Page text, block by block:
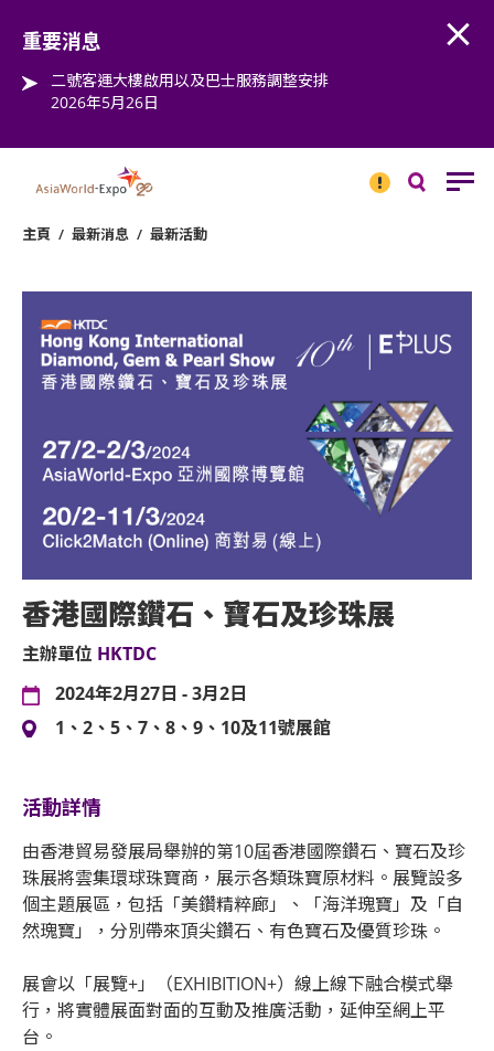
重要消息
二號客運大樓啟用以及巴士服務調整安排
2026年5月26日
消息
主頁 / 最新消息 / 最新活動
香港國際鑽石、寶石及珍珠展
主辦單位 HKTDC
2024年2月27日 - 3月2日
1、2、5、7、8、9、10及11號展館
活動詳情
由香港貿易發展局舉辦的第10屆香港國際鑽石、寶石及珍
珠展將雲集環球珠寶商，展示各類珠寶原材料。展覽設多
個主題展區，包括「美鑽精粹廊」、「海洋瑰寶」及「自
然瑰寶」，分別帶來頂尖鑽石、有色寶石及優質珍珠。
展會以「展覽+」（EXHIBITION+）線上線下融合模式舉
行，將實體展面對面的互動及推廣活動，延伸至網上平
台。